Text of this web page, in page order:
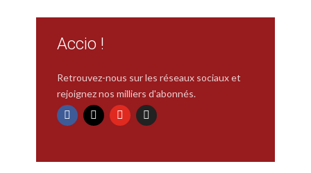
Accio !
Retrouvez-nous sur les réseaux sociaux et
rejoignez nos milliers d'abonnés.